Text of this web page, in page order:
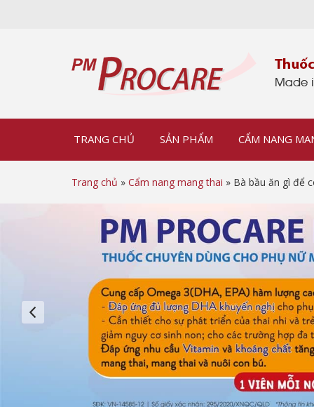
TRANG CHỦ SẢN PHẨM CẨM NANG
Trang chủ » Cẩm nang mang thai » Bà bầu ăn gì để